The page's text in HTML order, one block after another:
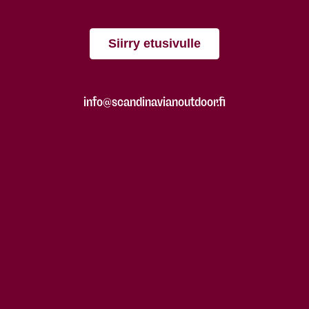
Siirry etusivulle
info@scandinavianoutdoor.fi